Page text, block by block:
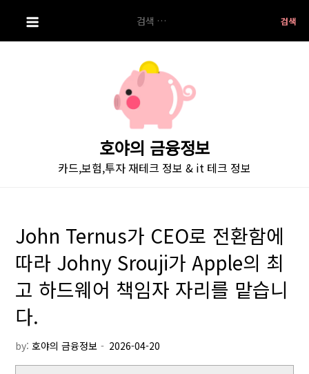
i
색:
호야의 금융정보
카드,보험,투자 재테크 정보 & it 테크 정보
John Ternus가 CEO로 전환함에
따라 Johny Srouji가 Apple의 최
고 하드웨어 책임자 자리를 맡습니
다.
by:호야의 금융정보